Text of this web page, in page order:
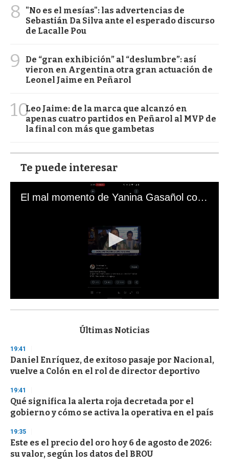
8
"No es el mesías": las advertencias de
Sebastián Da Silva ante el esperado discurso
de Lacalle Pou
9
De “gran exhibición” al “deslumbre”: así
vieron en Argentina otra gran actuación de
Leonel Jaime en Peñarol
10Leo Jaime: de la marca que alcanzó en
apenas cuatro partidos en Peñarol al MVP de
la final con más que gambetas
Te puede interesar
El mal momento de Yanina Gasañol con un hincha argentino en "Subrayado"
s
d
s
o
f
3
s
e
c
n
d
Últimas Noticias
19:41
Daniel Enríquez, de exitoso pasaje por Nacional,
vuelve a Colón en el rol de director deportivo
19:41
Qué significa la alerta roja decretada por el
gobierno y cómo se activa la operativa en el país
19:35
Este es el precio del oro hoy 6 de agosto de 2026:
su valor, según los datos del BROU